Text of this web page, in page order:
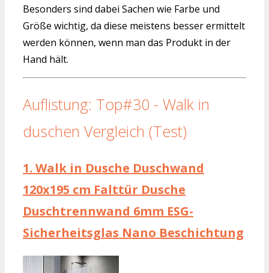
Besonders sind dabei Sachen wie Farbe und
Größe wichtig, da diese meistens besser ermittelt
werden können, wenn man das Produkt in der
Hand hält.
Auflistung: Top#30 - Walk in
duschen Vergleich (Test)
1. Walk in Dusche Duschwand
120x195 cm Falttür Dusche
Duschtrennwand 6mm ESG-
Sicherheitsglas Nano Beschichtung